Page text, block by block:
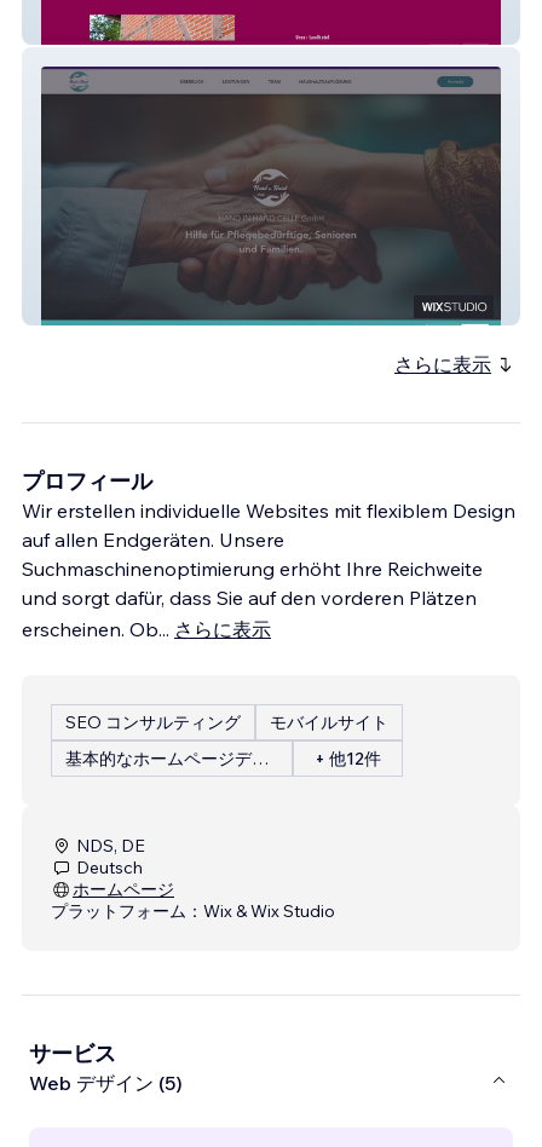
Hotel am Kloster
さらに表示
プロフィール
Wir erstellen individuelle Websites mit flexiblem Design
auf allen Endgeräten. Unsere
Suchmaschinenoptimierung erhöht Ihre Reichweite
und sorgt dafür, dass Sie auf den vorderen Plätzen
erscheinen. Ob... さらに表示
SEO コンサルティング
モバイルサイト
基本的なホームページデザイン
+ 他12件
NDS, DE
Deutsch
ホームページ
プラットフォーム： Wix & Wix Studio
サービス
Web デザイン (5)